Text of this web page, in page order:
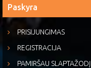
Paskyra
PRISIJUNGIMAS
REGISTRACIJA
PAMIRŠAU SLAPTAŽODĮ